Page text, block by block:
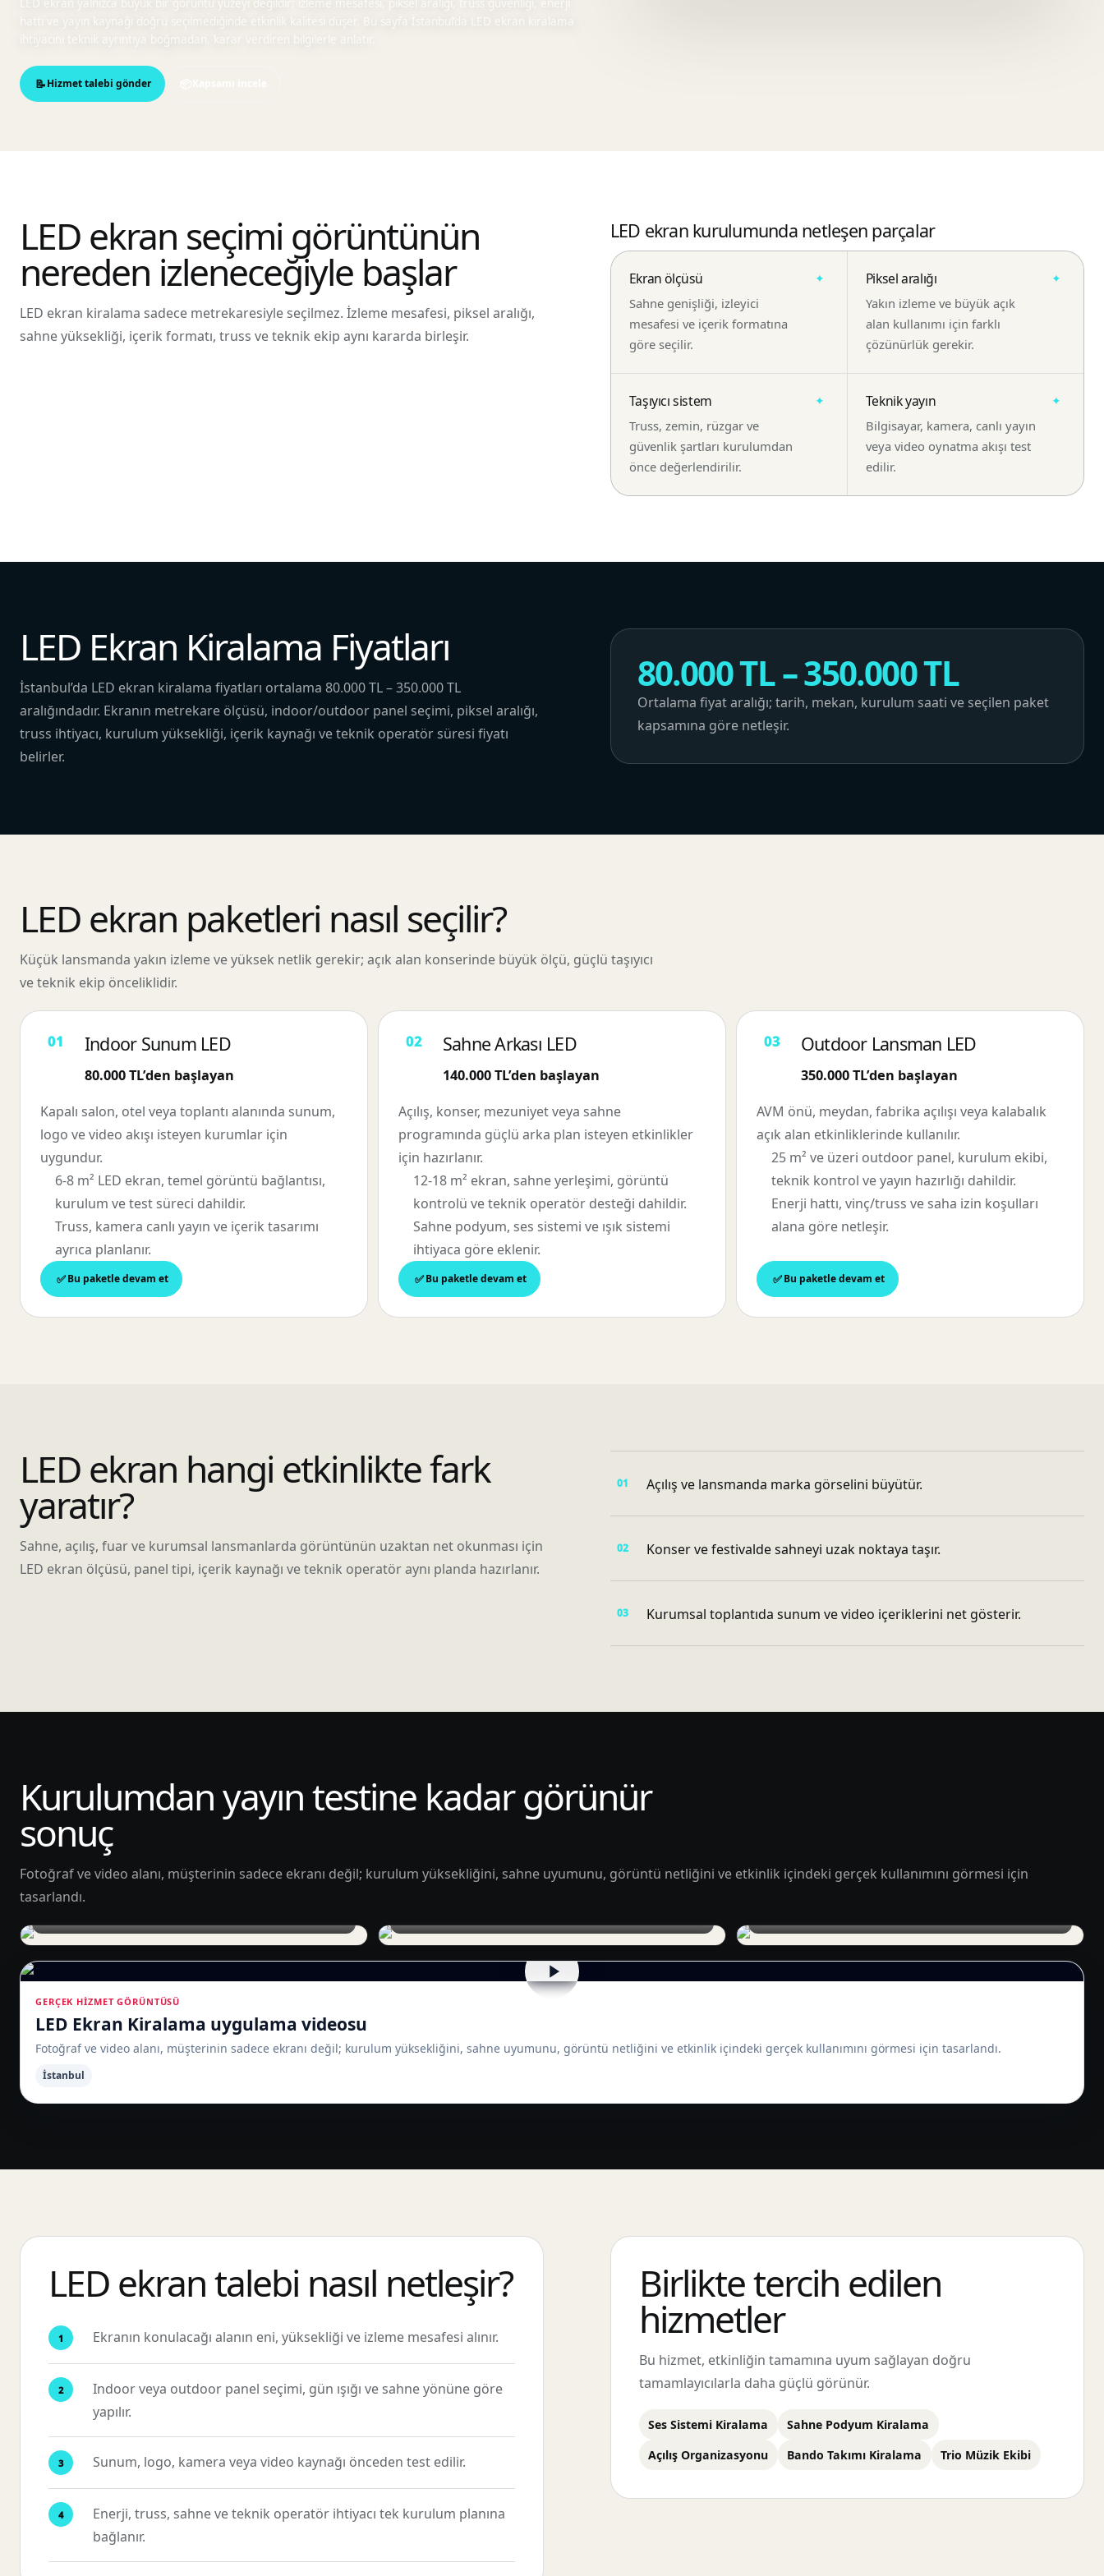
LED ekran yalnızca büyük bir görüntü yüzeyi değildir; izleme mesafesi, piksel aralığı, truss güvenliği, enerji
hattı ve yayın kaynağı doğru seçilmediğinde etkinlik kalitesi düşer. Bu sayfa İstanbul’da LED ekran kiralama
ihtiyacını teknik ayrıntıya boğmadan, karar verdiren bilgilerle anlatır.
Hizmet talebi gönder
LED ekran seçimi görüntünün
nereden izleneceğiyle başlar
LED ekran kiralama sadece metrekaresiyle seçilmez. İzleme mesafesi, piksel aralığı,
sahne yüksekliği, içerik formatı, truss ve teknik ekip aynı kararda birleşir.
LED ekran kurulumunda netleşen parçalar
Ekran ölçüsü
Sahne genişliği, izleyici
mesafesi ve içerik formatına
göre seçilir.
Piksel aralığı
Yakın izleme ve büyük açık
alan kullanımı için farklı
çözünürlük gerekir.
Taşıyıcı sistem
Truss, zemin, rüzgar ve
güvenlik şartları kurulumdan
önce değerlendirilir.
Teknik yayın
Bilgisayar, kamera, canlı yayın
veya video oynatma akışı test
edilir.
LED Ekran Kiralama Fiyatları
İstanbul’da LED ekran kiralama fiyatları ortalama 80.000 TL – 350.000 TL
aralığındadır. Ekranın metrekare ölçüsü, indoor/outdoor panel seçimi, piksel aralığı,
truss ihtiyacı, kurulum yüksekliği, içerik kaynağı ve teknik operatör süresi fiyatı
belirler.
80.000 TL – 350.000 TL
Ortalama fiyat aralığı; tarih, mekan, kurulum saati ve seçilen paket
kapsamına göre netleşir.
LED ekran paketleri nasıl seçilir?
Küçük lansmanda yakın izleme ve yüksek netlik gerekir; açık alan konserinde büyük ölçü, güçlü taşıyıcı
ve teknik ekip önceliklidir.
Indoor Sunum LED
80.000 TL’den başlayan
Kapalı salon, otel veya toplantı alanında sunum,
logo ve video akışı isteyen kurumlar için
uygundur.
6-8 m² LED ekran, temel görüntü bağlantısı,
kurulum ve test süreci dahildir.
Truss, kamera canlı yayın ve içerik tasarımı
ayrıca planlanır.
Bu paketle devam et
Sahne Arkası LED
140.000 TL’den başlayan
Açılış, konser, mezuniyet veya sahne
programında güçlü arka plan isteyen etkinlikler
için hazırlanır.
12-18 m² ekran, sahne yerleşimi, görüntü
kontrolü ve teknik operatör desteği dahildir.
Sahne podyum, ses sistemi ve ışık sistemi
ihtiyaca göre eklenir.
Bu paketle devam et
Outdoor Lansman LED
350.000 TL’den başlayan
AVM önü, meydan, fabrika açılışı veya kalabalık
açık alan etkinliklerinde kullanılır.
25 m² ve üzeri outdoor panel, kurulum ekibi,
teknik kontrol ve yayın hazırlığı dahildir.
Enerji hattı, vinç/truss ve saha izin koşulları
alana göre netleşir.
Bu paketle devam et
LED ekran hangi etkinlikte fark
yaratır?
Sahne, açılış, fuar ve kurumsal lansmanlarda görüntünün uzaktan net okunması için
LED ekran ölçüsü, panel tipi, içerik kaynağı ve teknik operatör aynı planda hazırlanır.
Açılış ve lansmanda marka görselini büyütür.
Konser ve festivalde sahneyi uzak noktaya taşır.
Kurumsal toplantıda sunum ve video içeriklerini net gösterir.
Kurulumdan yayın testine kadar görünür
sonuç
Fotoğraf ve video alanı, müşterinin sadece ekranı değil; kurulum yüksekliğini, sahne uyumunu, görüntü netliğini ve etkinlik içindeki gerçek kullanımını görmesi için
tasarlandı.
GERÇEK HIZMET GÖRÜNTÜSÜ
LED Ekran Kiralama uygulama videosu
Fotoğraf ve video alanı, müşterinin sadece ekranı değil; kurulum yüksekliğini, sahne uyumunu, görüntü netliğini ve etkinlik içindeki gerçek kullanımını görmesi için tasarlandı.
İstanbul
LED ekran talebi nasıl netleşir?
Ekranın konulacağı alanın eni, yüksekliği ve izleme mesafesi alınır.
Indoor veya outdoor panel seçimi, gün ışığı ve sahne yönüne göre
yapılır.
Sunum, logo, kamera veya video kaynağı önceden test edilir.
Enerji, truss, sahne ve teknik operatör ihtiyacı tek kurulum planına
bağlanır.
Birlikte tercih edilen
hizmetler
Bu hizmet, etkinliğin tamamına uyum sağlayan doğru
tamamlayıcılarla daha güçlü görünür.
Ses Sistemi Kiralama
Sahne Podyum Kiralama
Açılış Organizasyonu
Bando Takımı Kiralama Trio Müzik Ekibi